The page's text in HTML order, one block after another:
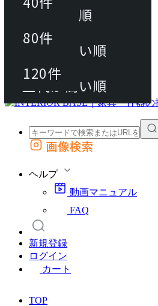
動画マニュアル
FAQ
カート
外部サイトの商品をカートに追加
画像検索
ヘルプ
動画マニュアル
FAQ
新規登録
ログイン
カート
TOP
80件
120件
おすすめ順
上代が安い順
上代が高い順
80件
120件